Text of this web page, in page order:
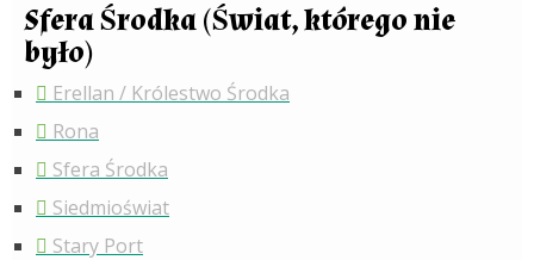
Sfera Środka (Świat, którego nie
było)
Erellan / Królestwo Środka
Rona
Sfera Środka
Siedmioświat
Stary Port